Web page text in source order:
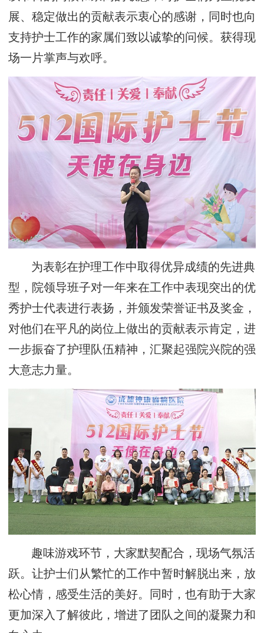
展、稳定做出的贡献表示衷心的感谢，同时也向
支持护士工作的家属们致以诚挚的问候。获得现
场一片掌声与欢呼。
为表彰在护理工作中取得优异成绩的先进典
型，院领导班子对一年来在工作中表现突出的优
秀护士代表进行表扬，并颁发荣誉证书及奖金，
对他们在平凡的岗位上做出的贡献表示肯定，进
一步振奋了护理队伍精神，汇聚起强院兴院的强
大意志力量。
趣味游戏环节，大家默契配合，现场气氛活
跃。让护士们从繁忙的工作中暂时解脱出来，放
松心情，感受生活的美好。同时，也有助于大家
更加深入了解彼此，增进了团队之间的凝聚力和